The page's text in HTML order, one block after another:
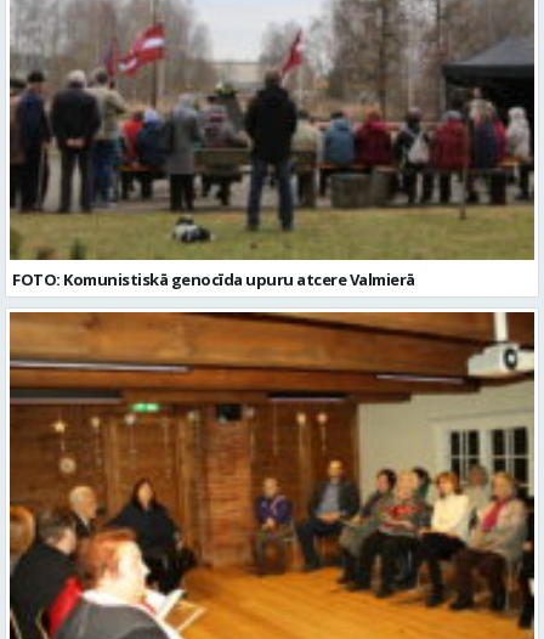
FOTO: Komunistiskā genocīda upuru atcere Valmierā